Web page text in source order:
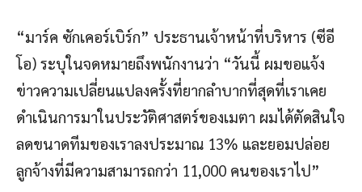
“มาร์ค ซักเคอร์เบิร์ก” ประธานเจ้าหน้าที่บริหาร (ซีอี
โอ) ระบุในจดหมายถึงพนักงานว่า “วันนี้ ผมขอแจ้ง
ข่าวความเปลี่ยนแปลงครั้งที่ยากลำบากที่สุดที่เราเคย
ดำเนินการมาในประวัติศาสตร์ของเมตา ผมได้ตัดสินใจ
ลดขนาดทีมของเราลงประมาณ 13% และยอมปล่อย
ลูกจ้างที่มีความสามารถกว่า 11,000 คนของเราไป”